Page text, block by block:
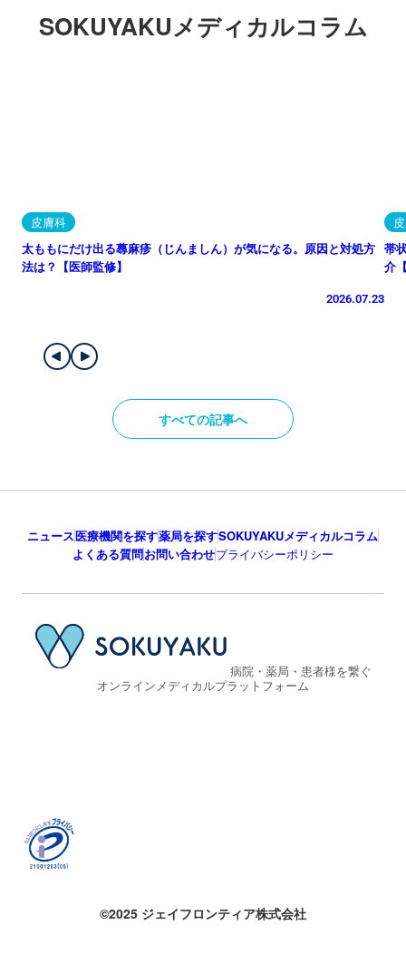
SOKUYAKUメディカルコラム
太ももにだけ出る蕁麻疹（じんましん）が気になる。原因と対処方
法は？【医師監修】
すべての記事へ
ニュース 医療機関を探す 薬局を探す SOKUYAKUメディカルコラム
よくある質問お問い合わせ プライバシーポリシー